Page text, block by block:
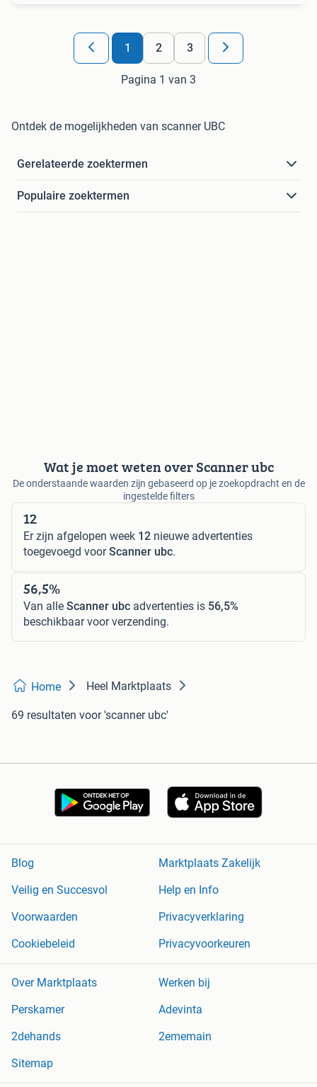
1 2 3
Pagina 1 van 3
Ontdek de mogelijkheden van scanner UBC
Gerelateerde zoektermen
Populaire zoektermen
Wat je moet weten over Scanner ubc
De onderstaande waarden zijn gebaseerd op je zoekopdracht en de
ingestelde filters
12
Er zijn afgelopen week 12 nieuwe advertenties
toegevoegd voorScanner ubc.
56,5%
Van alle Scanner ubc advertenties is 56,5%
beschikbaar voor verzending.
Home Heel Marktplaats
69 resultaten voor 'scanner ubc'
Blog
Marktplaats Zakelijk
Veilig en Succesvol
Help en Info
Voorwaarden
Privacyverklaring
Cookiebeleid
Privacyvoorkeuren
Over Marktplaats
Werken bij
Perskamer
Adevinta
2dehands
2ememain
Sitemap